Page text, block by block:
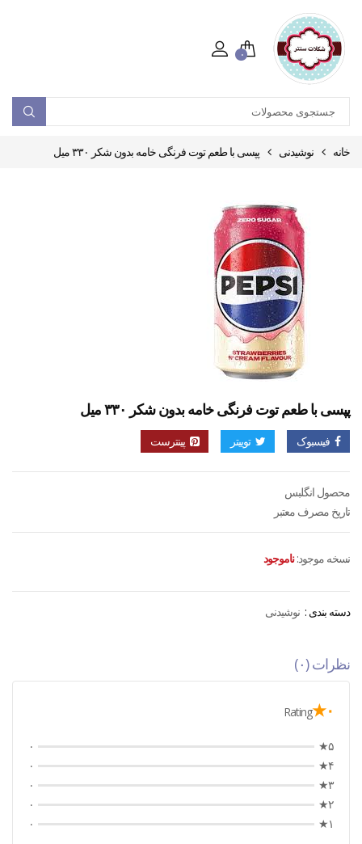
۰
خانه نوشیدنی پپسی با طعم توت فرنگی خامه بدون شکر ۳۳۰ میل
پپسی با طعم توت فرنگی خامه بدون شکر ۳۳۰ میل
فیسبوک توییتر پینترست
محصول انگلبس
تاریخ مصرف معتبر
نسخه موجود: ناموجود
دسته بندی : نوشیدنی
نظرات (۰)
۰★ Rating
۵★
۰
۴★
۰
۳★
۰
۲★
۰
۱★
۰